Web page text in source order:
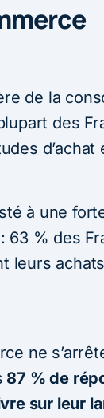
de la
des
d’achat
à une
63 % des
leurs
ne
87 % de
sur leur